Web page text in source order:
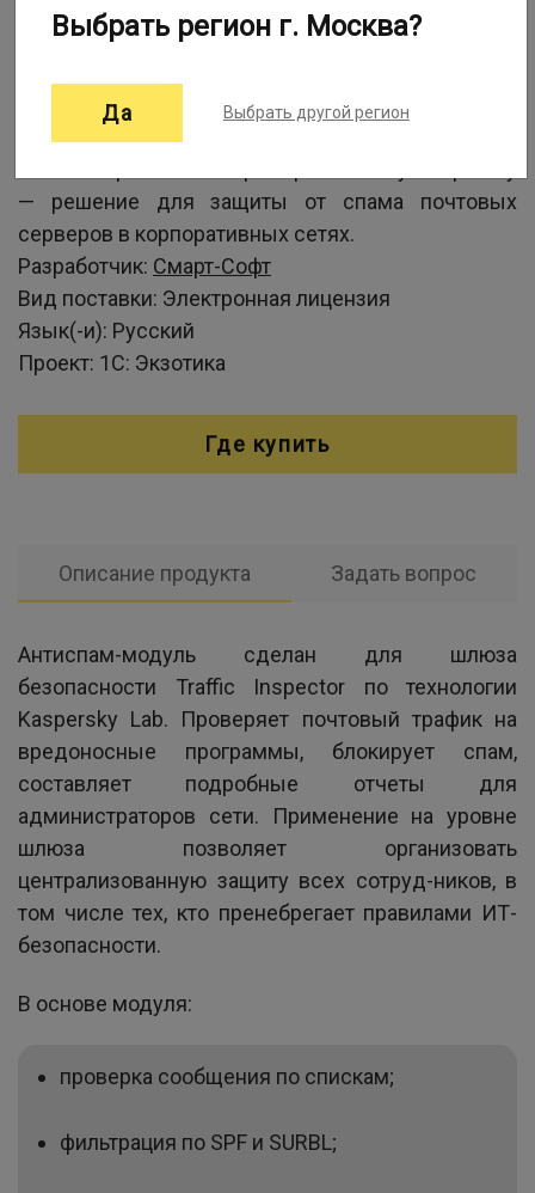
Информация о программе:
— решение для защиты от спама почтовых
серверов в корпоративных сетях.
Разработчик: Смарт-Софт
Вид поставки: Электронная лицензия
Язык(-и): Русский
Проект: 1С: Экзотика
Где купить
Описание продукта Задать вопрос
Антиспам-модуль сделан для шлюза
безопасности Traffic Inspector по технологии
Kaspersky Lab. Проверяет почтовый трафик на
вредоносные программы, блокирует спам,
составляет подробные отчеты для
администраторов сети. Применение на уровне
шлюза позволяет организовать
централизованную защиту всех сотруд-ников, в
том числе тех, кто пренебрегает правилами ИТ-
безопасности.
В основе модуля:
проверка сообщения по спискам;
фильтрация по SPF и SURBL;
Выбрать регион г. Москва?
Да Выбрать другой регион